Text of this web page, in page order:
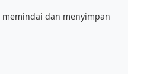
memindai dan menyimpan